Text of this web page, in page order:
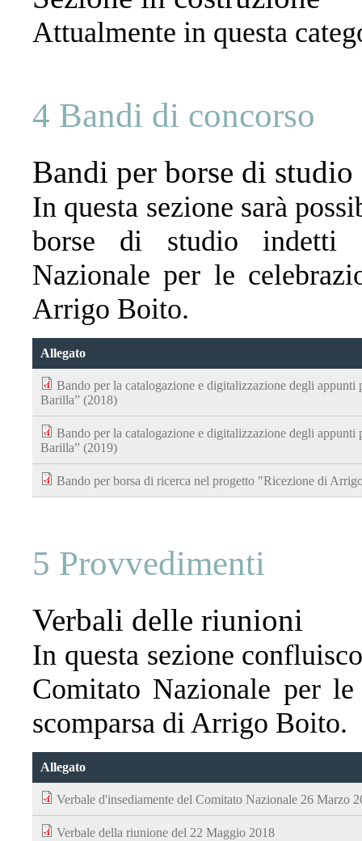
Attualmente in questa
4 Bandi di concorso
Bandi per borse di studio
In questa sezione sarà
borse di studio indetti
Nazionale per le
Arrigo Boito.
Allegato
Bando per la catalogazione e digitalizzazione degli
Barilla” (2018)
Bando per la catalogazione e digitalizzazione degli
Barilla” (2019)
Bando per borsa di ricerca nel progetto "Ricezione di
5 Provvedimenti
Verbali delle riunioni
In questa sezione
Comitato Nazionale per
scomparsa di Arrigo Boito.
Allegato
Verbale d'insediamente del Comitato Nazionale 26 Marzo
Verbale della riunione del 22 Maggio 2018